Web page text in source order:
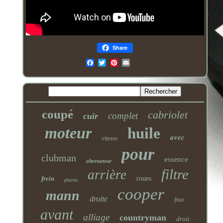
Share
coupé cuir complet cabriolet
moteur vitesse huile avec
clubman alternateur pour essence
frein phares arrière roues filtre
mann droite cooper feux
avant alliage countryman droit